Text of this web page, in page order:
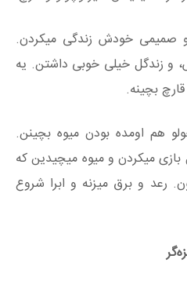
و صمیمی خودش زندگی میکردن.
و زندگل خیلی خوبی داشتن. یه
بچینه.
هم اومده بودن میوه بچینن.
میکردن و میوه میچیدین که
رعد و برق میزنه و ابرا شروع